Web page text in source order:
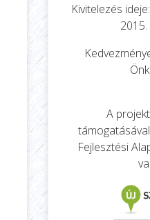
Kivitelezés
A
Fejlesztési